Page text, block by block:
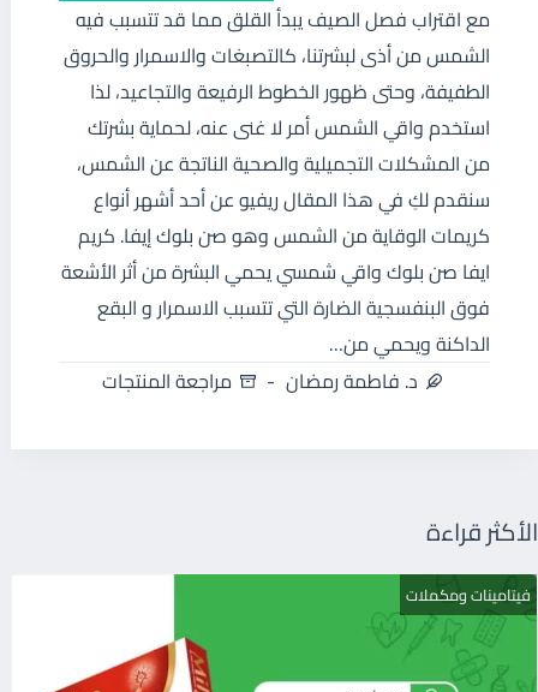
مع اقتراب فصل الصيف يبدأ القلق مما قد تتسبب فيه
الشمس من أذى لبشرتنا، كالتصبغات والاسمرار والحروق
الطفيفة، وحتى ظهور الخطوط الرفيعة والتجاعيد، لذا
استخدم واقي الشمس أمر لا غنى عنه، لحماية بشرتك
من المشكلات التجميلية والصحية الناتجة عن الشمس،
سنقدم لكِ في هذا المقال ريفيو عن أحد أشهر أنواع
كريمات الوقاية من الشمس وهو صن بلوك إيفا. كريم
ايفا صن بلوك واقي شمسي يحمي البشرة من أثر الأشعة
فوق البنفسجية الضارة التي تتسبب الاسمرار و البقع
الداكنة ويحمي من…
د. فاطمة رمضان
مراجعة المنتجات
الأكثر قراءة
فيتامينات ومكملات